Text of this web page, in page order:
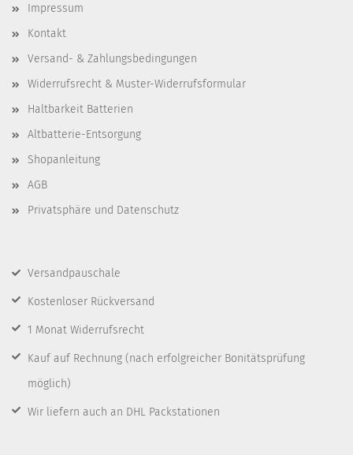
Impressum
Kontakt
Versand- & Zahlungsbedingungen
Widerrufsrecht & Muster-Widerrufsformular
Haltbarkeit Batterien
Altbatterie-Entsorgung
Shopanleitung
AGB
Privatsphäre und Datenschutz
Versandpauschale
Kostenloser Rückversand
1 Monat Widerrufsrecht
Kauf auf Rechnung (nach erfolgreicher Bonitätsprüfung
möglich)
Wir liefern auch an DHL Packstationen